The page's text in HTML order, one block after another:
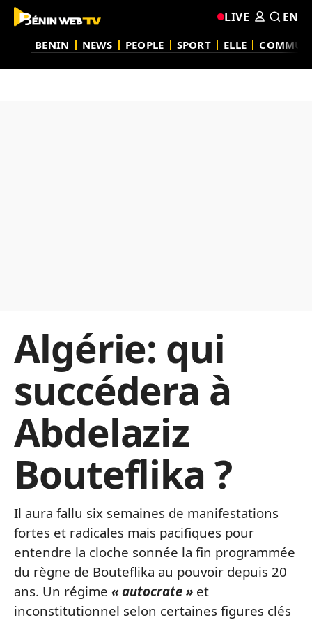
BENIN NEWS PEOPLE SPORT ELLE
LIVE EN
Algérie: qui
succédera à
Abdelaziz
Bouteflika ?
Il aura fallu six semaines de manifestations
fortes et radicales mais pacifiques pour
entendre la cloche sonnée la fin programmée
du règne de Bouteflika au pouvoir depuis 20
ans. Un régime « autocrate » et
inconstitutionnel selon certaines figures clés